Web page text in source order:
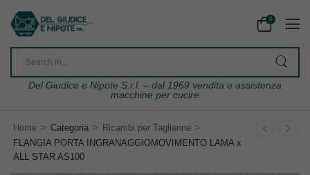
0
Del Giudice e Nipote S.r.l. – dal 1969 vendita e assistenza
macchine per cucire
Home > Categoria > Ricambi per Taglierine >
FLANGIA PORTA INGRANAGGIOMOVIMENTO LAMA x
ALL STAR AS100